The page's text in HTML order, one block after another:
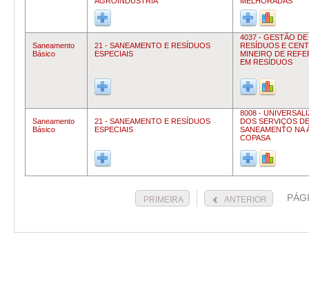
Saneamento
Básico
21 - SANEAMENTO E RESÍDUOS
ESPECIAIS
4037 - GESTÃO DE
RESÍDUOS E
MINEIRO DE
EM RESÍDUOS
Saneamento
Básico
21 - SANEAMENTO E RESÍDUOS
ESPECIAIS
8008 -
DOS SERVIÇOS DE
SANEAMENTO NA
COPASA
PRIMEIRA ANTERIOR